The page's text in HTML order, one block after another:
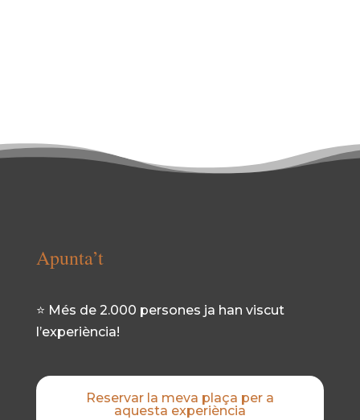
Apunta’t
⭐ Més de 2.000 persones ja han viscut
l’experiència!
Reservar la meva plaça per a
aquesta experiència